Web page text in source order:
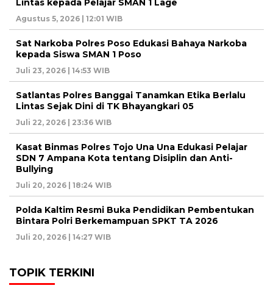
Lintas kepada Pelajar SMAN 1 Lage
Agustus 5, 2026 | 12:01 WIB
Sat Narkoba Polres Poso Edukasi Bahaya Narkoba
kepada Siswa SMAN 1 Poso
Juli 23, 2026 | 14:53 WIB
Satlantas Polres Banggai Tanamkan Etika Berlalu
Lintas Sejak Dini di TK Bhayangkari 05
Juli 22, 2026 | 23:36 WIB
Kasat Binmas Polres Tojo Una Una Edukasi Pelajar
SDN 7 Ampana Kota tentang Disiplin dan Anti-
Bullying
Juli 20, 2026 | 18:24 WIB
Polda Kaltim Resmi Buka Pendidikan Pembentukan
Bintara Polri Berkemampuan SPKT TA 2026
Juli 20, 2026 | 14:27 WIB
TOPIK TERKINI